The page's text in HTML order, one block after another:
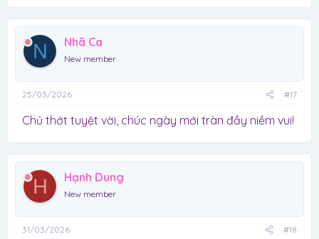
N Nhã Ca
New member
25/03/2026 #17
Chủ thớt tuyệt vời, chúc ngày mới tràn đầy niềm vui!
H Hạnh Dung
New member
31/03/2026 #18